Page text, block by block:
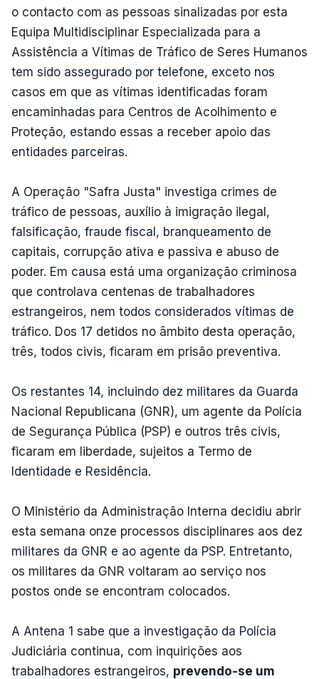
o contacto com as pessoas sinalizadas por esta
Equipa Multidisciplinar Especializada para a
Assistência a Vítimas de Tráfico de Seres Humanos
tem sido assegurado por telefone, exceto nos
casos em que as vítimas identificadas foram
encaminhadas para Centros de Acolhimento e
Proteção, estando essas a receber apoio das
entidades parceiras.
A Operação "Safra Justa" investiga crimes de
tráfico de pessoas, auxílio à imigração ilegal,
falsificação, fraude fiscal, branqueamento de
capitais, corrupção ativa e passiva e abuso de
poder. Em causa está uma organização criminosa
que controlava centenas de trabalhadores
estrangeiros, nem todos considerados vítimas de
tráfico. Dos 17 detidos no âmbito desta operação,
três, todos civis, ficaram em prisão preventiva.
Os restantes 14, incluindo dez militares da Guarda
Nacional Republicana (GNR), um agente da Polícia
de Segurança Pública (PSP) e outros três civis,
ficaram em liberdade, sujeitos a Termo de
Identidade e Residência.
O Ministério da Administração Interna decidiu abrir
esta semana onze processos disciplinares aos dez
militares da GNR e ao agente da PSP. Entretanto,
os militares da GNR voltaram ao serviço nos
postos onde se encontram colocados.
A Antena 1 sabe que a investigação da Polícia
Judiciária continua, com inquirições aos
trabalhadores estrangeiros, prevendo-se um